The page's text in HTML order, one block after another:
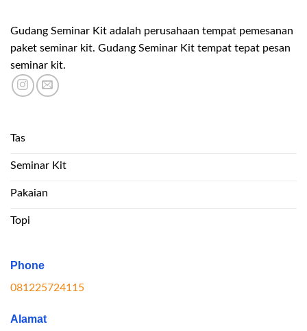
Gudang Seminar Kit adalah perusahaan tempat pemesanan
paket seminar kit. Gudang Seminar Kit tempat tepat pesan
seminar kit.
Tas
Seminar Kit
Pakaian
Topi
Phone
081225724115
Alamat